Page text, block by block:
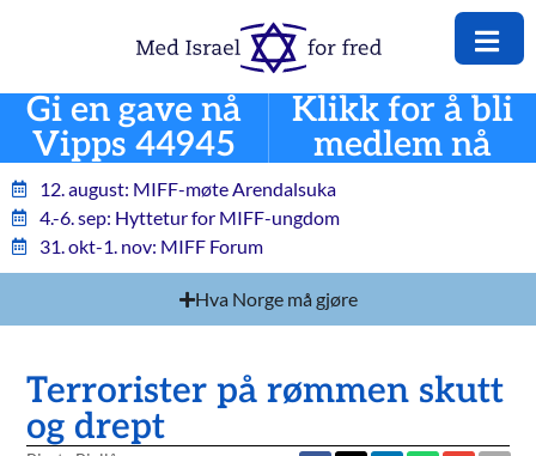
Gi en gave nå
Vipps 44945
Klikk for å bli
medlem nå
12. august: MIFF-møte Arendalsuka
4.-6. sep: Hyttetur for MIFF-ungdom
31. okt-1. nov: MIFF Forum
Hva Norge må gjøre
Terrorister på rømmen skutt
og drept